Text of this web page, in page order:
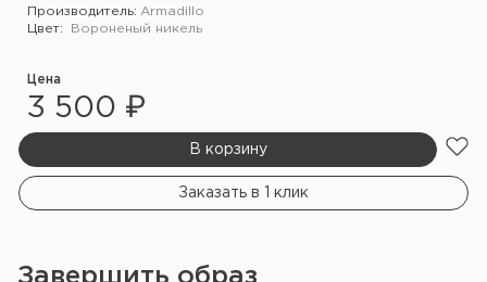
Производитель: Armadillo
Цвет:
Вороненый никель
Цена
3 500 ₽
В корзину
Заказать в 1 клик
Завершить образ